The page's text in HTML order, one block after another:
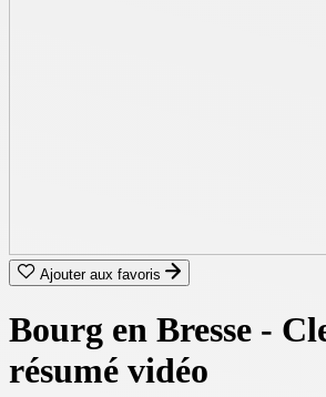
Ajouter aux favoris
Bourg en Bresse -
résumé vidéo